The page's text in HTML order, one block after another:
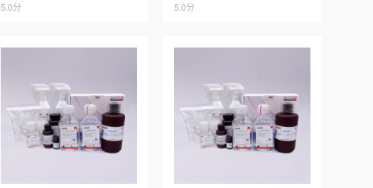
5.0分 5.0分